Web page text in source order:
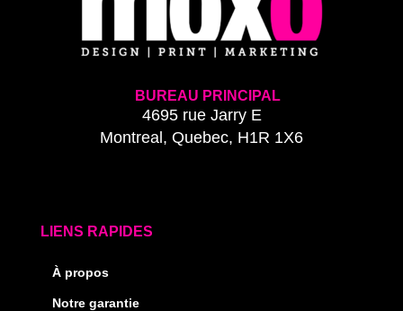
BUREAU PRINCIPAL
4695 rue Jarry E
Montreal, Quebec, H1R 1X6
LIENS RAPIDES
À propos
Notre garantie